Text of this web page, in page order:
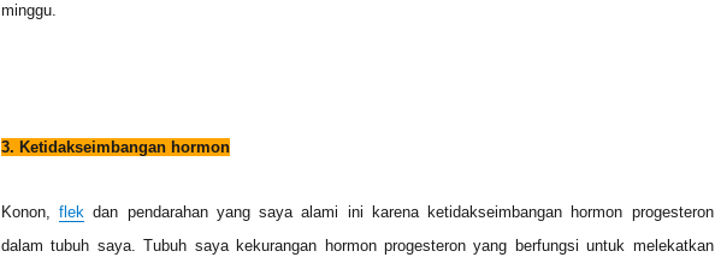
minggu.
3. Ketidakseimbangan hormon
Konon,flek dan pendarahan yang saya alami ini karena ketidakseimbangan hormon progesteron
dalam tubuh saya. Tubuh saya kekurangan hormon progesteron yang berfungsi untuk melekatkan